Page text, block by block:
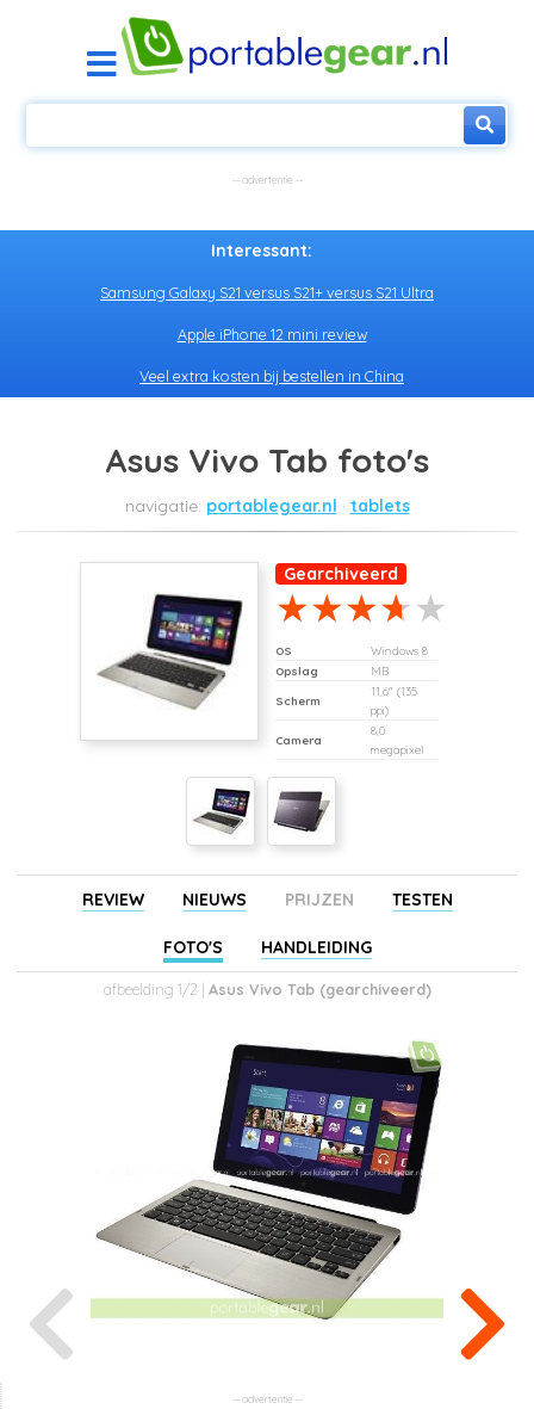
Interessant:
Samsung Galaxy S21 versus S21+ versus S21 Ultra
Apple iPhone 12 mini review
Veel extra kosten bij bestellen in China
Asus Vivo Tab foto's
portablegear.nl tablets
Gearchiveerd
OS
Windows 8
Opslag
MB
Scherm
11,6" (135
ppi)
Camera
8,0
megapixel
REVIEW NIEUWS PRIJZEN TESTEN
FOTO'S HANDLEIDING
afbeelding 1/2 | Asus Vivo Tab (gearchiveerd)